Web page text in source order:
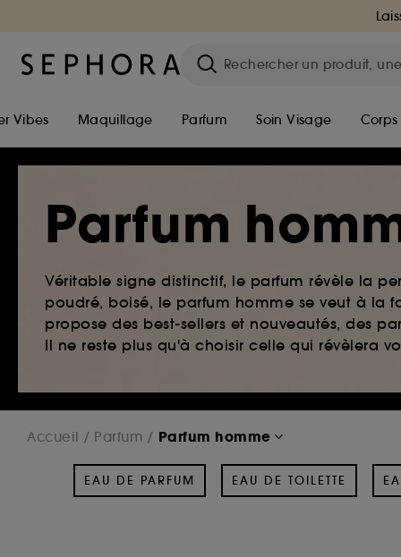
Vibes Maquillage Parfum Soin Visage Corps
Parfum
Véritable signe distinctif, le parfum révèle la
poudré, boisé, le parfum homme se veut à la
propose des best-sellers et nouveautés, des
Il ne reste plus qu'à choisir celle qui révèlera
Accueil Parfum Parfum homme
EAU DE PARFUM EAU DE TOILETTE